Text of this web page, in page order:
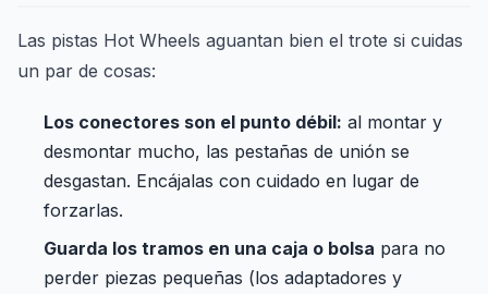
Las pistas Hot Wheels aguantan bien el trote si cuidas
un par de cosas:
Los conectores son el punto débil: al montar y
desmontar mucho, las pestañas de unión se
desgastan. Encájalas con cuidado en lugar de
forzarlas.
Guarda los tramos en una caja o bolsa para no
perder piezas pequeñas (los adaptadores y